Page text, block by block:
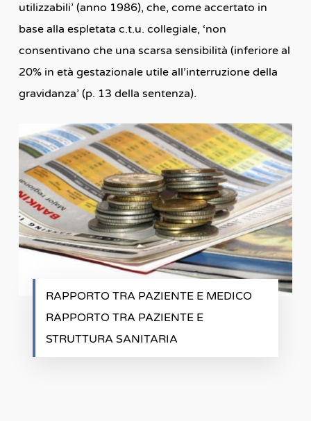
utilizzabili’ (anno 1986), che, come accertato in
base alla espletata c.t.u. collegiale, ‘non
consentivano che una scarsa sensibilità (inferiore al
20% in età gestazionale utile all’interruzione della
gravidanza’ (p. 13 della sentenza).
RAPPORTO TRA PAZIENTE E MEDICO
RAPPORTO TRA PAZIENTE E
STRUTTURA SANITARIA